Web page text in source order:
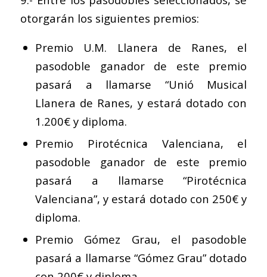
otorgarán los siguientes premios:
Premio U.M. Llanera de Ranes, el
pasodoble ganador de este premio
pasará a llamarse “Unió Musical
Llanera de Ranes, y estará dotado con
1.200€ y diploma.
Premio Pirotécnica Valenciana, el
pasodoble ganador de este premio
pasará a llamarse “Pirotécnica
Valenciana”, y estará dotado con 250€ y
diploma.
Premio Gómez Grau, el pasodoble
pasará a llamarse “Gómez Grau” dotado